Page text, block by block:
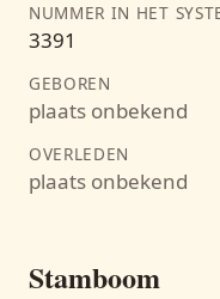
NUMMER IN HET
3391
GEBOREN
plaats onbekend
OVERLEDEN
plaats onbekend
Stamboom